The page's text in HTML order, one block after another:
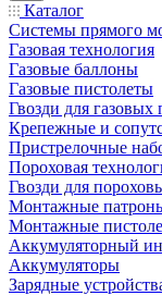
Каталог
Системы прямого
Газовая технология
Газовые баллоны
Газовые пистолеты
Гвозди для газовых
Крепежные и
Пристрелочные
Пороховая
Гвозди для
Монтажные
Монтажные
Аккумуляторный
Аккумуляторы
Зарядные